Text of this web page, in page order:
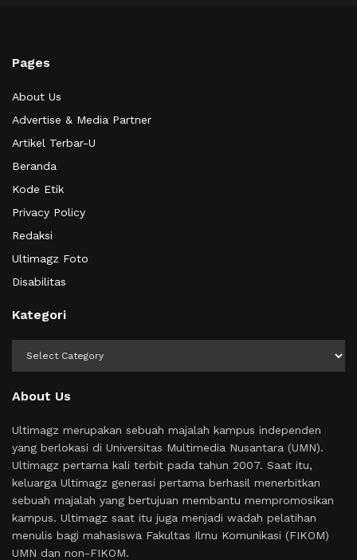
Pages
About Us
Advertise & Media Partner
Artikel Terbar-U
Beranda
Kode Etik
Privacy Policy
Redaksi
Ultimagz Foto
Disabilitas
Kategori
About Us
Ultimagz merupakan sebuah majalah kampus independen
yang berlokasi di Universitas Multimedia Nusantara (UMN).
Ultimagz pertama kali terbit pada tahun 2007. Saat itu,
keluarga Ultimagz generasi pertama berhasil menerbitkan
sebuah majalah yang bertujuan membantu mempromosikan
kampus. Ultimagz saat itu juga menjadi wadah pelatihan
menulis bagi mahasiswa Fakultas Ilmu Komunikasi (FIKOM)
UMN dan non-FIKOM.